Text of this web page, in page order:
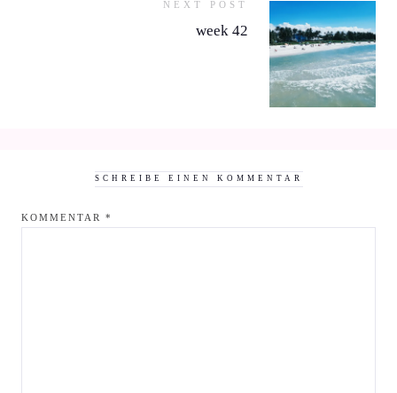
NEXT POST
week 42
SCHREIBE EINEN KOMMENTAR
KOMMENTAR *